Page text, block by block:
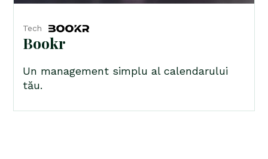
Tech
Bookr
Un management simplu al calendarului
tău.